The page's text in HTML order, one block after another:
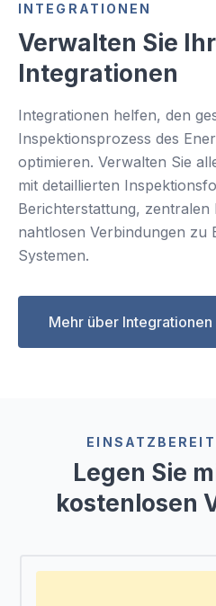
INTEGRATIONEN
Verwalten Sie
Integrationen
Integrationen helfen, den
Inspektionsprozess des
optimieren. Verwalten Sie
mit detaillierten
Berichterstattung, zentralen
nahtlosen Verbindungen zu
Systemen.
Mehr über Integrationen
Legen Sie
kostenlosen